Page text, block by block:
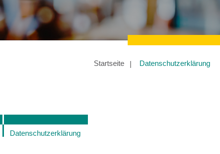
Startseite Datenschutzerklärung
Datenschutzerklärung